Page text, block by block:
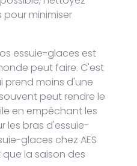
minimiser
essuie-glaces est
peut faire. C'est
prend moins d'une
peut rendre le
en empêchant les
les bras d'essuie-
glaces chez AES
la saison des